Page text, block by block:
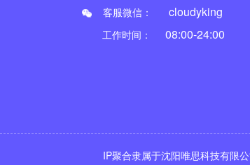
客服微信： cloudyking
工作时间： 08:00-24:00
IP聚合隶属于沈阳唯思科技有限